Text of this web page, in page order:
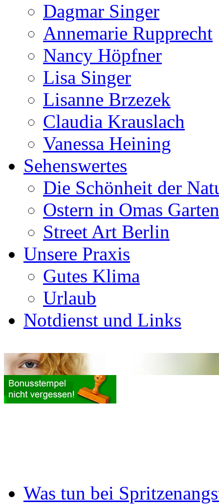
Dagmar Singer
Annemarie Rupprecht
Nancy Höpfner
Lisa Singer
Lisanne Brzezek
Claudia Krauslach
Vanessa Heining
Sehenswertes
Die Schönheit der
Ostern in Omas Garten
Street Art Berlin
Unsere Praxis
Gutes Klima
Urlaub
Notdienst und Links
Was tun bei